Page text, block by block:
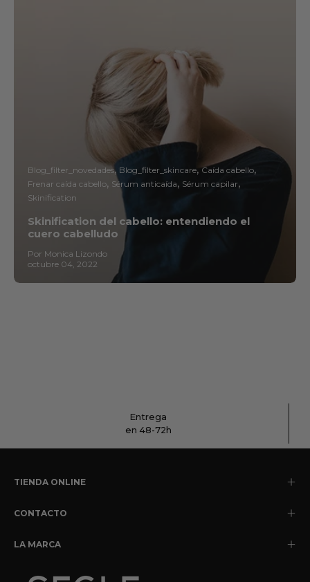
Blog_filter_novedades Blog_filter_skincare Caída cabello
Frenar caída cabello Sérum anticaída Sérum capilar
Skinification
Skinification del cabello: entendiendo el
cuero cabelludo
Por Monica Lizondo
octubre 04, 2022
Entrega
en 48-72h
TIENDA ONLINE
CONTACTO
LA MARCA